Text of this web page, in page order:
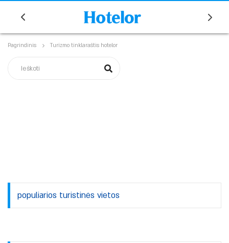
Pagrindinis Turizmo tinklaraštis hotelor
populiarios turistinės vietos